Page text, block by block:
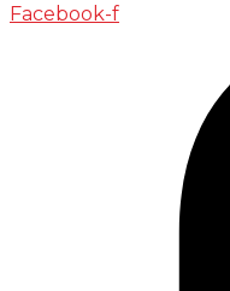
Facebook-f